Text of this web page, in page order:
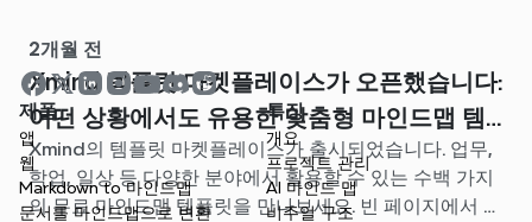
2개월 전
Xmind 템플릿 마켓플레이스가 오픈했습니다:
어떤 상황에서도 유용한 맞춤형 마인드맵 템
플릿을 찾아보세요
Xmind의 템플릿 마켓플레이스가 출시되었습니다. 업무,
학업, 일상 등 다양한 분야에서 활용할 수 있는 수백 가지
의 무료 마인드맵 템플릿을 만나보세요. 빈 페이지에서 고
제품
앱
웹
Markdown to 마인드맵
문서를 마인드맵으로 변환
특징
개요
프로젝트 관리
AI 마인드 맵
비주얼 구조